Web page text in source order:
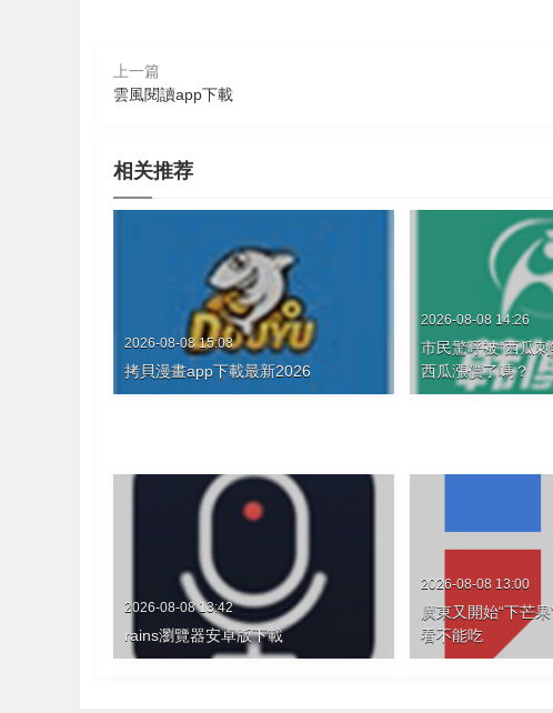
上一篇
雲風閱讀app下載
相关推荐
2026-08-08 15:08
拷貝漫畫app下載最新2026
2026-08-08 14:26
市民驚呼被“西瓜
西瓜漲價了嗎？
2026-08-08 13:42
rains瀏覽器安卓版下載
2026-08-08 13:00
廣東又開始“下芒
看不能吃